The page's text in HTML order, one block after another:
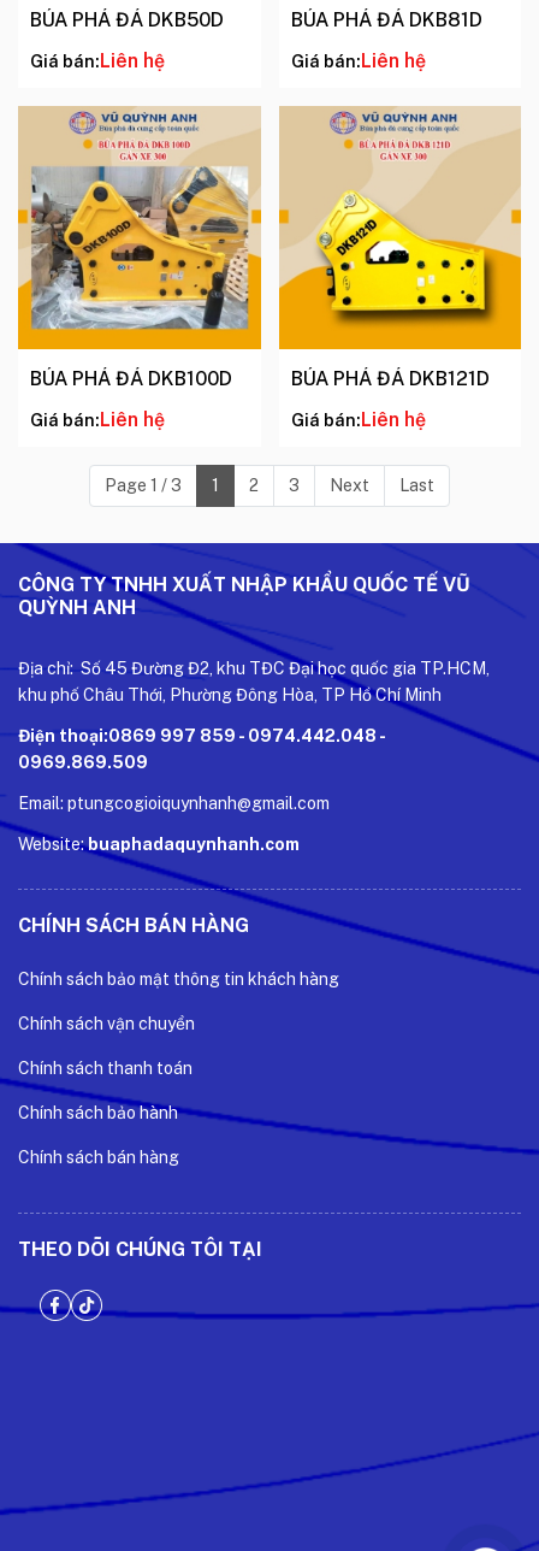
BÚA PHÁ ĐÁ DKB50D
Giá bán: Liên hệ
BÚA PHÁ ĐÁ DKB81D
Giá bán: Liên hệ
BÚA PHÁ ĐÁ DKB100D
Giá bán:Liên hệ
BÚA PHÁ ĐÁ DKB121D
Giá bán:Liên hệ
Page 1 / 3 1 2 3 Next Last
CÔNG TY TNHH XUẤT NHẬP KHẨU QUỐC TẾ VŨ
QUỲNH ANH
Địa chỉ: Số 45 Đường Đ2, khu TĐC Đại học quốc gia TP.HCM,
khu phố Châu Thới, Phường Đông Hòa, TP Hồ Chí Minh
Điện thoại:0869 997 859 - 0974.442.048 -
0969.869.509
Email: ptungcogioiquynhanh@gmail.com
Website:buaphadaquynhanh.com
CHÍNH SÁCH BÁN HÀNG
Chính sách bảo mật thông tin khách hàng
Chính sách vận chuyển
Chính sách thanh toán
Chính sách bảo hành
Chính sách bán hàng
THEO DÕI CHÚNG TÔI TẠI